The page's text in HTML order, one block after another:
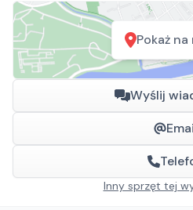
Pokaż na
Wyślij
Inny sprzęt tej